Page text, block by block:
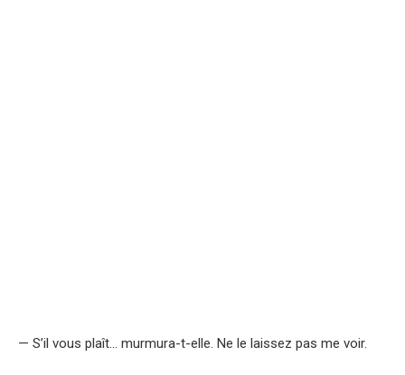
— S’il vous plaît… murmura-t-elle. Ne le laissez pas me voir.